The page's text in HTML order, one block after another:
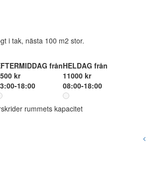
i tak, nästa 100 m2 stor.
från
kr
18:00
HELDAG från
11000 kr
08:00-18:00
rummets kapacitet